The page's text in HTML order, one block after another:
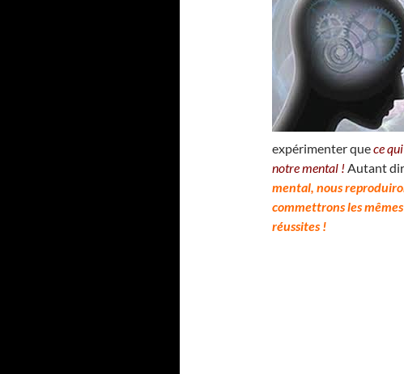
expérimenter quece
notre mental ! Autant
mental, nous
commettrons les
réussites !